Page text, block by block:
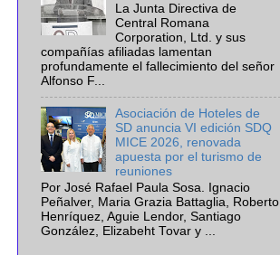
La Junta Directiva de
Central Romana
Corporation, Ltd. y sus
compañías afiliadas lamentan
profundamente el fallecimiento del señor
Alfonso F...
Asociación de Hoteles de
SD anuncia VI edición SDQ
MICE 2026, renovada
apuesta por el turismo de
reuniones
Por José Rafael Paula Sosa. Ignacio
Peñalver, Maria Grazia Battaglia, Roberto
Henríquez, Aguie Lendor, Santiago
González, Elizabeht Tovar y ...